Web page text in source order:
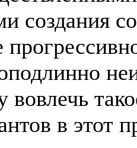
создания
вовлечь
в этот